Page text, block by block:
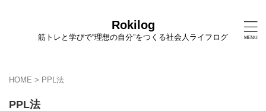
Rokilog
筋トレと学びで“理想の自分”をつくる社会人ライフログ
HOME > PPL法
PPL法